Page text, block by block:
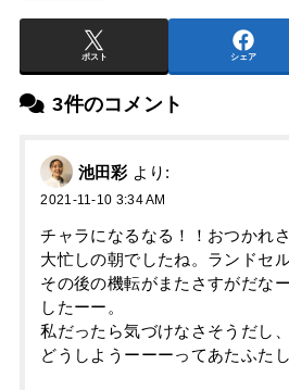
ポスト シェア
3件のコメント
池田彩 より:
2021-11-10 3:34 AM
チャラになるなる！！おつかれ
大忙しの朝でしたね。ランドセ
その後の機転がまたさすがだな
したーー。
私だったら気づけなさそうだし
どうしようーーーってあたふたし